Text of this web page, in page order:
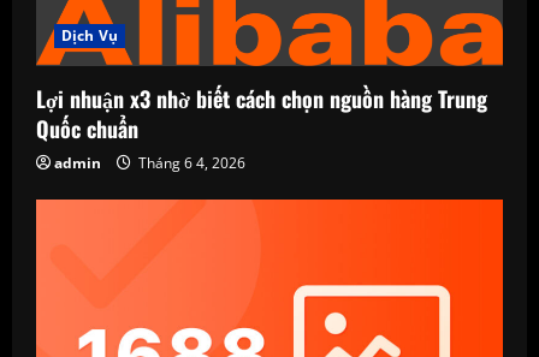
Dịch Vụ
Lợi nhuận x3 nhờ biết cách chọn nguồn hàng Trung
Quốc chuẩn
admin Tháng 6 4, 2026